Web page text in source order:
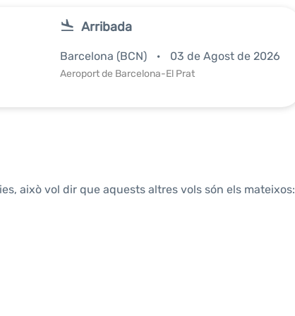
Arribada
Barcelona (BCN) 03 de Agost de 2026
Aeroport de Barcelona-El Prat
això vol dir que aquests altres vols són els mateixos: